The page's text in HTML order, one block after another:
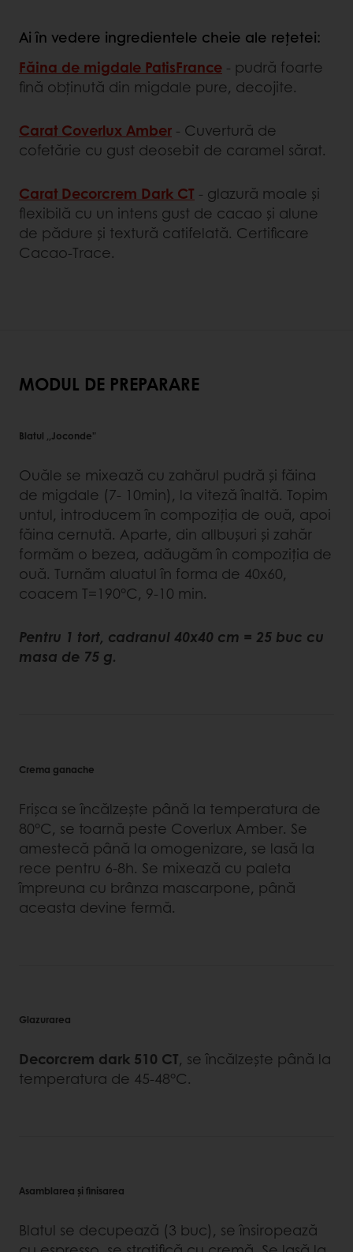
Ai în vedere ingredientele cheie ale rețetei:
Făina de migdale PatisFrance - pudră foarte
fină obținută din migdale pure, decojite.
Carat Coverlux Amber - Cuvertură de
cofetărie cu gust deosebit de caramel sărat.
Carat Decorcrem Dark CT - glazură moale și
flexibilă cu un intens gust de cacao și alune
de pădure și textură catifelată. Certificare
Cacao-Trace.
MODUL DE PREPARARE
Blatul ,,Joconde”
Ouăle se mixează cu zahărul pudră şi făina
de migdale (7- 10min), la viteză înaltă. Topim
untul, introducem în compoziţia de ouă, apoi
făina cernută. Aparte, din allbuşuri şi zahăr
formăm o bezea, adăugăm în compoziţia de
ouă. Turnăm aluatul în forma de 40x60,
coacem T=190°C, 9-10 min.
Pentru 1 tort, cadranul 40x40 cm = 25 buc cu
masa de 75 g.
Crema ganache
Frişca se încălzeşte până la temperatura de
80°C, se toarnă peste Coverlux Amber. Se
amestecă până la omogenizare, se lasă la
rece pentru 6-8h. Se mixează cu paleta
împreuna cu brânza mascarpone, până
aceasta devine fermă.
Glazurarea
Decorcrem dark 510 CT, se încălzeşte până la
temperatura de 45-48°C.
Asamblarea şi finisarea
Blatul se decupează (3 buc), se însiropează